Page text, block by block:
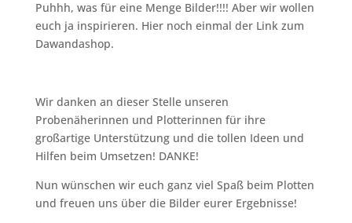
Puhhh, was für eine Menge Bilder!!!! Aber wir wollen
euch ja inspirieren. Hier noch einmal der Link zum
Dawandashop.
Wir danken an dieser Stelle unseren
Probenäherinnen und Plotterinnen für ihre
großartige Unterstützung und die tollen Ideen und
Hilfen beim Umsetzen! DANKE!
Nun wünschen wir euch ganz viel Spaß beim Plotten
und freuen uns über die Bilder eurer Ergebnisse!